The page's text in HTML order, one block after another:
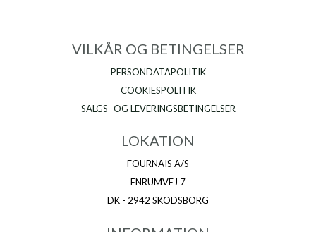
VILKÅR OG BETINGELSER
PERSONDATAPOLITIK
COOKIESPOLITIK
SALGS- OG LEVERINGSBETINGELSER
LOKATION
FOURNAIS A/S
ENRUMVEJ 7
DK - 2942 SKODSBORG